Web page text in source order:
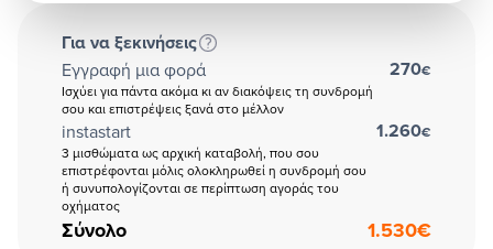
Για να ξεκινήσεις
Εγγραφή μια φορά
Ισχύει για πάντα ακόμα κι αν διακόψεις τη συνδρομή
σου και επιστρέψεις ξανά στο μέλλον
270€
instastart
3 μισθώματα ως αρχική καταβολή, που σου
επιστρέφονται μόλις ολοκληρωθεί η συνδρομή σου
ή συνυπολογίζονται σε περίπτωση αγοράς του
οχήματος
1.260€
Σύνολο 1.530€